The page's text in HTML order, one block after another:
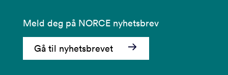
Meld deg på NORCE nyhetsbrev
Gå til nyhetsbrevet